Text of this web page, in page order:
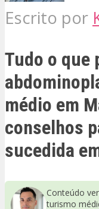
Escrito por
Tudo o que
médio em
conselhos
sucedida
Conteúdo
turismo